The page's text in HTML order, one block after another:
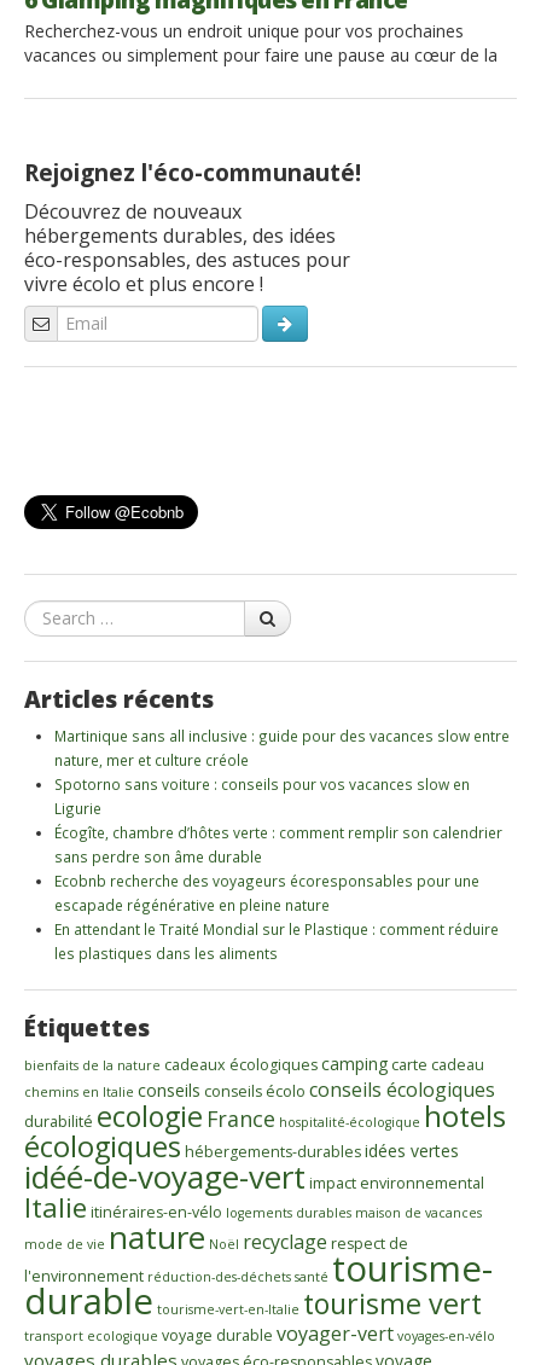
Rejoignez l'éco-communauté!
Découvrez de nouveaux
hébergements durables, des idées
éco-responsables, des astuces pour
vivre écolo et plus encore !
Search
Articles récents
Martinique sans all inclusive : guide pour des vacances slow entre
nature, mer et culture créole
Spotorno sans voiture : conseils pour vos vacances slow en
Ligurie
Écogîte, chambre d’hôtes verte : comment remplir son calendrier
sans perdre son âme durable
Ecobnb recherche des voyageurs écoresponsables pour une
escapade régénérative en pleine nature
En attendant le Traité Mondial sur le Plastique : comment réduire
les plastiques dans les aliments
Étiquettes
bienfaits de la nature cadeaux écologiquescamping carte cadeau
chemins en Italie conseils conseils écolo conseils écologiques
durabilité ecologie France hospitalité-écologique hotels
écologiques hébergements-durablesidées vertes
idéé-de-voyage-vert impact environnemental
Italie itinéraires-en-vélo logements durables maison de vacances
mode de vie nature Noël recyclage respect de
l'environnement réduction-des-déchets santé tourisme-
durable tourisme-vert-en-Italie tourisme vert
transport ecologique voyage durable voyager-vert voyages-en-vélo
voyages durables
Recherchez-vous un endroit unique pour vos prochaines
vacances ou simplement pour faire une pause au cœur de la
camping, est fait pour vous. Voici donc une liste de 7 glamping